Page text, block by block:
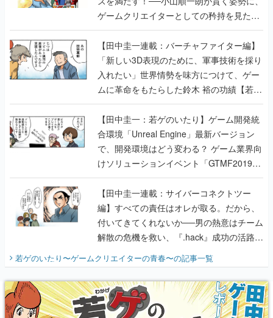
ゲームクリエイターとしての矜持を見た
【若ゲのいたり最終回】
【田中圭一連載：バーチャファイター編】
「新しい3D表現のために、軍事技術を採り
入れたい」世界情勢を味方につけて、ゲー
ムに革命をもたらした鈴木 裕の功績【若ゲ
のいたり】
【田中圭一：若ゲのいたり】ゲーム開発統
合環境「Unreal Engine」最新バージョン
で、開発環境はどう変わる？ ゲーム業界向
けソリューションイベント「GTMF2019」
に行って、より理解を深めよう【PR】
【田中圭一連載：サイバーコネクトツー
編】すべての責任はオレが取る。だから、
付いてきてくれないか──男の熱意はチーム
解散の危機を救い、『.hack』成功の活路を
『少年ジャンプ』色だった【若ゲのいた
り】
若ゲのいたり〜ゲームクリエイターの青春〜の記事一覧